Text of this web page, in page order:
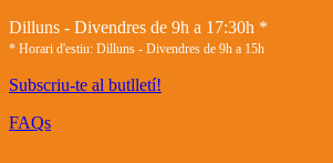
Dilluns - Divendres de 9h a 17:30h *
* Horari d'estiu: Dilluns - Divendres de 9h a 15h
Subscriu-te al butlletí!
FAQs